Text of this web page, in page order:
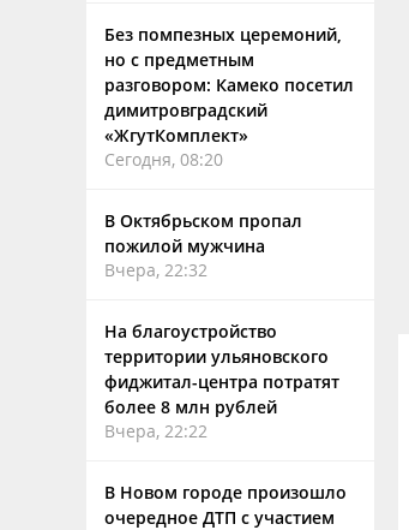
Без помпезных церемоний,
но с предметным
разговором: Камеко посетил
димитровградский
«ЖгутКомплект»
Сегодня, 08:20
В Октябрьском пропал
пожилой мужчина
Вчера, 22:32
На благоустройство
территории ульяновского
фиджитал-центра потратят
более 8 млн рублей
Вчера, 22:22
В Новом городе произошло
очередное ДТП с участием